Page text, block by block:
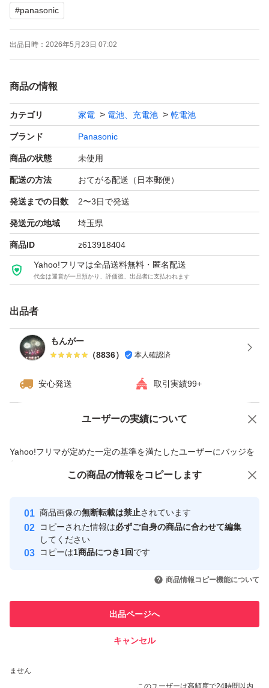
電池規格：単4形
Panasonic EVOLTA NEO 単4形
#panasonic
出品日時： 2026年5月23日 07:02
商品の情報
カテゴリ 家電 電池、充電池 乾電池
ブランド Panasonic
商品の状態 未使用
配送の方法 おてがる配送（日本郵便）
発送までの日数 2〜3日で発送
発送元の地域 埼玉県
商品ID z613918404
Yahoo!フリマは全品送料無料・匿名配送
代金は運営が一旦預かり、評価後、出品者に支払われます
出品者
もんがー
（8836） 本人確認済
安心発送 取引実績99+
ユーザーの実績について
Yahoo!フリマが定めた一定の基準を満たしたユーザーにバッジを
付与しています
安心取引出品者
心・安全なユーザーです
取引実績
引を完了させた実績があります
での取引実績があります
ません
このユーザーは高頻度で24時間以内
価格の相談 商品への質問
この商品の情報をコピーします
商品画像の無断転載は禁止されています
コピーされた情報は必ずご自身の商品に合わせて編集
してください
コピーは1商品につき1回です
商品情報コピー機能について
出品ページへ
キャンセル
この商品をみている人にオススメ